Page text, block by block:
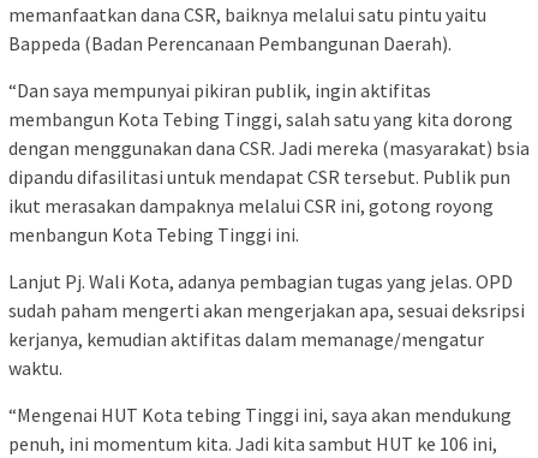
memanfaatkan dana CSR, baiknya melalui satu pintu yaitu
Bappeda (Badan Perencanaan Pembangunan Daerah).
“Dan saya mempunyai pikiran publik, ingin aktifitas
membangun Kota Tebing Tinggi, salah satu yang kita dorong
dengan menggunakan dana CSR. Jadi mereka (masyarakat) bsia
dipandu difasilitasi untuk mendapat CSR tersebut. Publik pun
ikut merasakan dampaknya melalui CSR ini, gotong royong
menbangun Kota Tebing Tinggi ini.
Lanjut Pj. Wali Kota, adanya pembagian tugas yang jelas. OPD
sudah paham mengerti akan mengerjakan apa, sesuai deksripsi
kerjanya, kemudian aktifitas dalam memanage/mengatur
waktu.
“Mengenai HUT Kota tebing Tinggi ini, saya akan mendukung
penuh, ini momentum kita. Jadi kita sambut HUT ke 106 ini,